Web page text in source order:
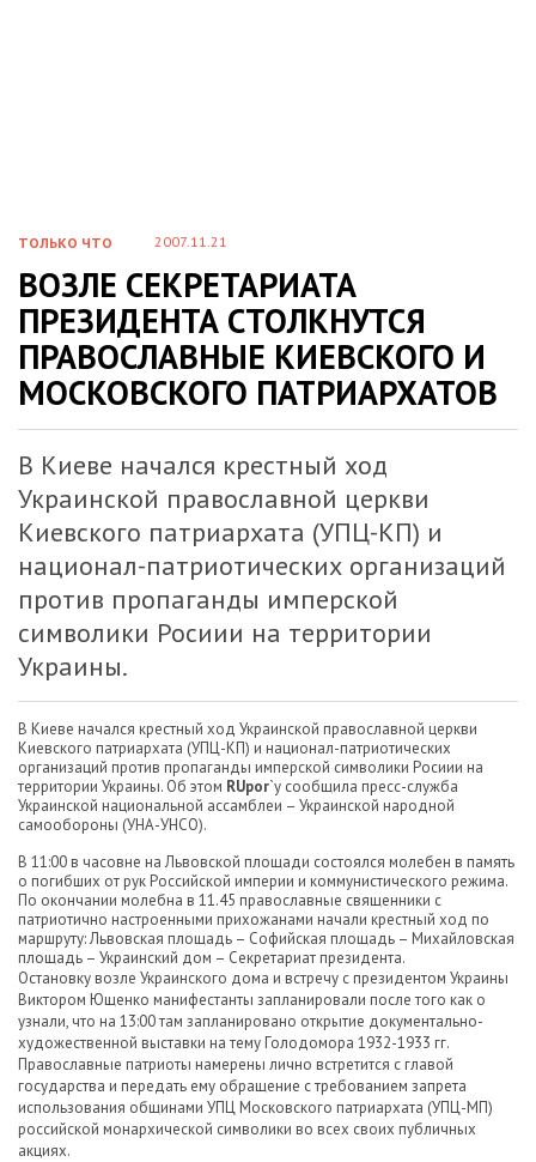
ТОЛЬКО ЧТО 2007.11.21
ВОЗЛЕ СЕКРЕТАРИАТА
ПРЕЗИДЕНТА СТОЛКНУТСЯ
ПРАВОСЛАВНЫЕ КИЕВСКОГО И
МОСКОВСКОГО ПАТРИАРХАТОВ
В Киеве начался крестный ход
Украинской православной церкви
Киевского патриархата (УПЦ-КП) и
национал-патриотических организаций
против пропаганды имперской
символики Росиии на территории
Украины.
В Киеве начался крестный ход Украинской православной церкви
Киевского патриархата (УПЦ-КП) и национал-патриотических
организаций против пропаганды имперской символики Росиии на
территории Украины. Об этом RUpor`у сообщила пресс-служба
Украинской национальной ассамблеи – Украинской народной
самообороны (УНА-УНСО).
В 11:00 в часовне на Львовской площади состоялся молебен в память
о погибших от рук Российской империи и коммунистического режима.
По окончании молебна в 11.45 православные священники с
патриотично настроенными прихожанами начали крестный ход по
маршруту: Львовская площадь – Софийская площадь – Михайловская
площадь – Украинский дом – Секретариат президента.
Остановку возле Украинского дома и встречу с президентом Украины
Виктором Ющенко манифестанты запланировали после того как о
узнали, что на 13:00 там запланировано открытие документально-
художественной выставки на тему Голодомора 1932-1933 гг.
Православные патриоты намерены лично встретится с главой
государства и передать ему обращение с требованием запрета
использования общинами УПЦ Московского патриархата (УПЦ-МП)
российской монархической символики во всех своих публичных
акциях.